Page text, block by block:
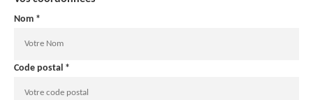
Nom *
Code postal *